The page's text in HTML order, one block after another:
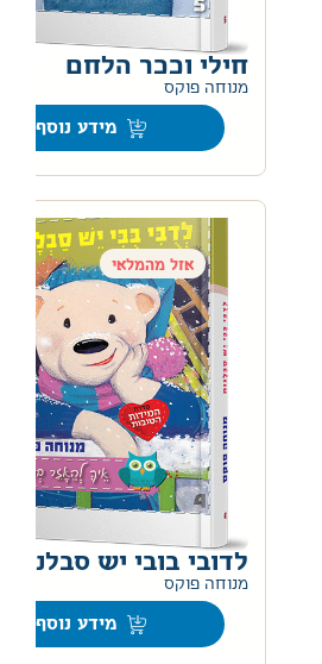
חילי וככר הלחם
מנוחה פוקס
מידע נוסף
אזל מהמלאי
לדובי בובי יש סבלנות
מנוחה פוקס
מידע נוסף